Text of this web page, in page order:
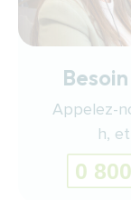
Appelez-
h,